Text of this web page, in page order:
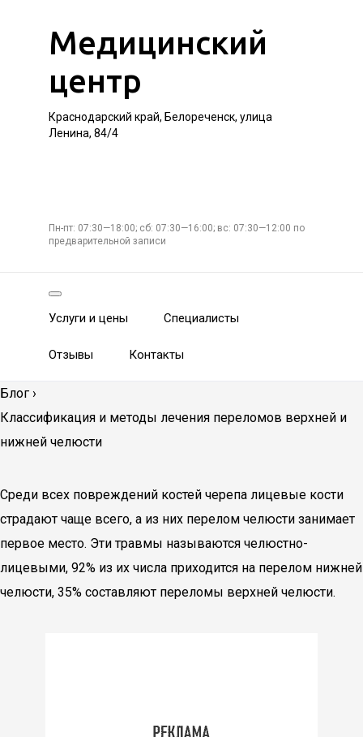
Медицинский
центр
Краснодарский край, Белореченск, улица
Ленина, 84/4
Пн-пт: 07:30—18:00; сб: 07:30—16:00; вс: 07:30—12:00 по
предварительной записи
Услуги и цены Специалисты
Отзывы Контакты
Блог ›
Классификация и методы лечения переломов верхней и
нижней челюсти
Среди всех повреждений костей черепа лицевые кости
страдают чаще всего, а из них перелом челюсти занимает
первое место. Эти травмы называются челюстно-
лицевыми, 92% из их числа приходится на перелом нижней
челюсти, 35% составляют переломы верхней челюсти.